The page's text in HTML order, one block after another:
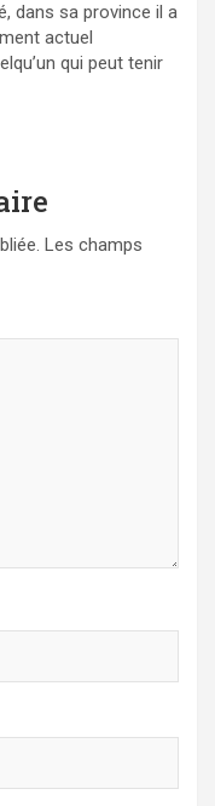
dans sa province il a
actuel
qui peut tenir
Les champs